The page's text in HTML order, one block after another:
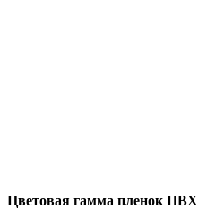
Цветовая гамма пленок ПВХ